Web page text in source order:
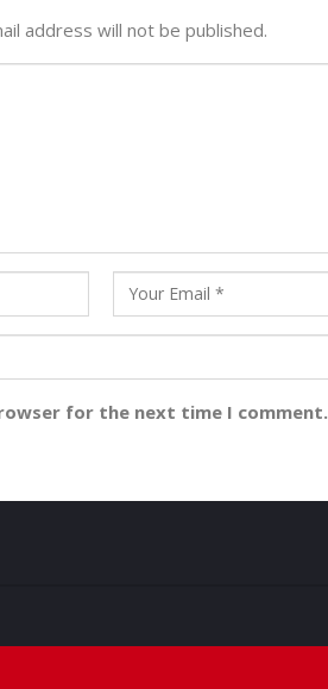
address will not be published.
for the next time I comment.